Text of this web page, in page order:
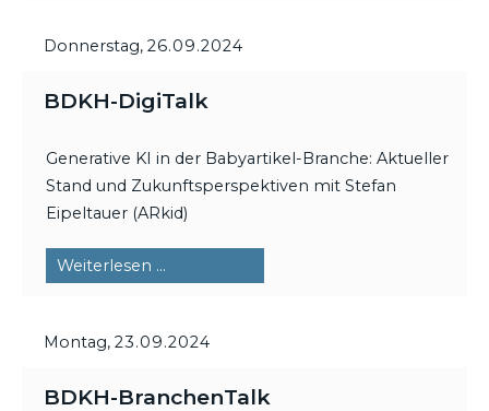
Donnerstag, 26.09.2024
BDKH-DigiTalk
Generative KI in der Babyartikel-Branche: Aktueller
Stand und Zukunftsperspektiven mit Stefan
Eipeltauer (ARkid)
Weiterlesen …
Montag, 23.09.2024
BDKH-BranchenTalk